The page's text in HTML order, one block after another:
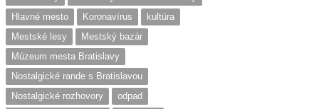
Hlavné mesto
Koronavírus
kultúra
Mestské lesy
Mestský bazár
Múzeum mesta Bratislavy
Nostalgické rande s Bratislavou
Nostalgické rozhovory
odpad